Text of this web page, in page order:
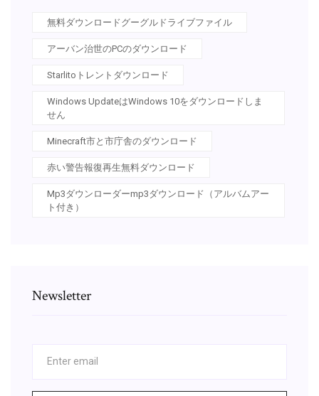
無料ダウンロードグーグルドライブファイル
アーバン治世のPCのダウンロード
Starlitoトレントダウンロード
Windows UpdateはWindows 10をダウンロードしま
せん
Minecraft市と市庁舎のダウンロード
赤い警告報復再生無料ダウンロード
Mp3ダウンローダーmp3ダウンロード（アルバムアー
ト付き）
Newsletter